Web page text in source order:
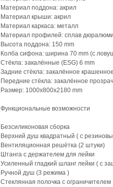
Материал поддона: акрил
Материал крыши: акрил
Материал каркаса: металл
Материал профилей: сплав
Высота поддона: 150 mm
Колба сифона: ширина 70 mm (с
Стёкла: закалённые (ESG) 6 mm
Задние стёкла: закалённое
Передние стёкла: закалённое
Размер: 1000х800х2180 mm
Функциональные возможности
Безсиликоновая сборка
Верхний душ квадратный ( с
Вентиляционная решётка (2 штуки)
Штанга с держателем для лейки
Усиленный гладкий шланг лейки ( с
Ручной душ (3 режима )
Стеклянная полочка с ограничителем